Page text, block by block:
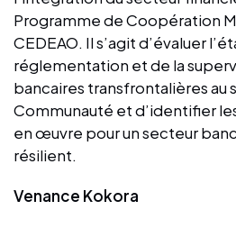
Programme de Coopération
CEDEAO. Il s’agit d’évaluer
réglementation et de la
bancaires transfrontalières au
Communauté et d’identifier
en œuvre pour un secteur
résilient.
Venance Kokora